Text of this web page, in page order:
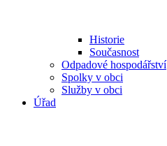
Historie
Současnost
Odpadové hospodářství
Spolky v obci
Služby v obci
Úřad